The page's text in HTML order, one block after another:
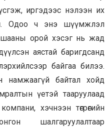
иргэдээс нэлээн их
Одоо ч энэ шүүмжлэл
орой хэсэг нь жад
аястай баригдсанд
байгаа билээ.
намжаагүй байтал хойд
үетэй тааруулаад
хэчнээн төгрөгийн
шалгаруулалтаар